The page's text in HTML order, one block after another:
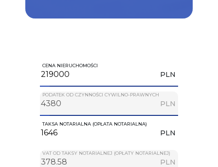
CENA NIERUCHOMOŚCI
PLN
PODATEK OD CZYNNOŚCI CYWILNO-PRAWNYCH
PLN
TAKSA NOTARIALNA (OPŁATA NOTARIALNA)
PLN
VAT OD TAKSY NOTARIALNEJ (OPŁATY NOTARIALNEJ)
PLN